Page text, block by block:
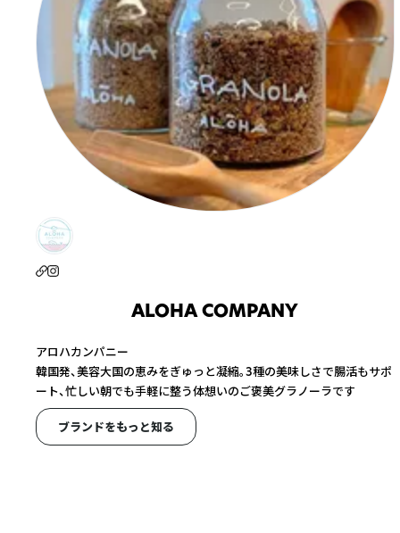
ALOHA COMPANY
アロハカンパニー
韓国発、美容大国の恵みをぎゅっと凝縮。3種の美味しさで腸活もサポ
ート、忙しい朝でも手軽に整う体想いのご褒美グラノーラです
ブランドをもっと知る